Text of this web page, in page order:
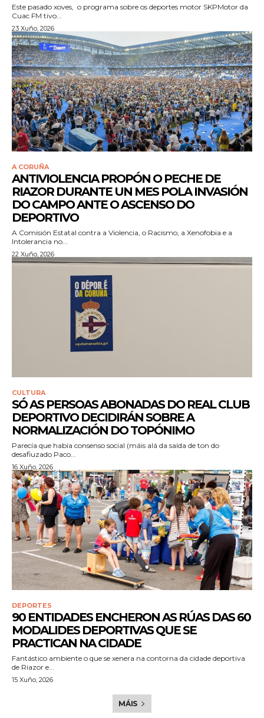
Este pasado xoves, o programa sobre os deportes motor SKPMotor da
Cuac FM tivo...
23 Xuño, 2026
A CORUÑA
ANTIVIOLENCIA PROPÓN O PECHE DE
RIAZOR DURANTE UN MES POLA INVASIÓN
DO CAMPO ANTE O ASCENSO DO
DEPORTIVO
A Comisión Estatal contra a Violencia, o Racismo, a Xenofobia e a
Intolerancia no...
22 Xuño, 2026
CULTURA
SÓ AS PERSOAS ABONADAS DO REAL CLUB
DEPORTIVO DECIDIRÁN SOBRE A
NORMALIZACIÓN DO TOPÓNIMO
Parecía que había consenso social (máis alá da saída de ton do
desafiuzado Paco...
16 Xuño, 2026
DEPORTES
90 ENTIDADES ENCHERON AS RÚAS DAS 60
MODALIDES DEPORTIVAS QUE SE
PRACTICAN NA CIDADE
Fantástico ambiente o que se xenera na contorna da cidade deportiva
de Riazor e...
15 Xuño, 2026
MÁIS